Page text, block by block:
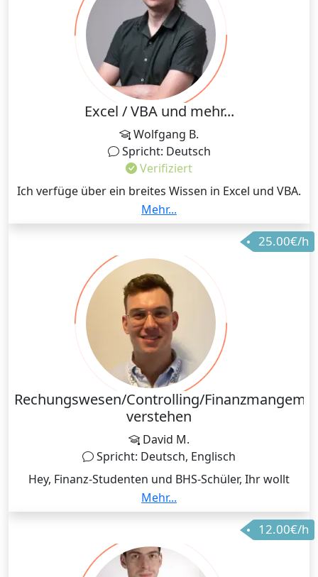
Excel / VBA und mehr...
Wolfgang B.
Spricht: Deutsch
Verifiziert
Ich verfüge über ein breites Wissen in Excel und VBA.
Dieses Wissen möchte ich gerne teilen. Ich habe
selbst Kinder und bereits Erfahrung in der
Erwachsenenbildung. Je nach Anforderung gestalte
ich die Unterrichtseinheiten auch gerne flexibel und
zu individuellen Uhrzeiten.
Mehr...
25.00€/h
Rechungswesen/Controlling/
verstehen
David M.
Spricht: Deutsch, Englisch
Hey, Finanz-Studenten und BHS-Schüler, Ihr wollt
Rechnungswesen & Co. endlich meistern? Ich bin
David, euer Schlüssel zum Erfolg in Controlling,
Finance und Rechnungswesen. Mit meinem
erstklassigen Abschluss und jahrelanger
Praxiserfahrung in der Wirtschaftsprüfung sowie im
Mehr...
12.00€/h